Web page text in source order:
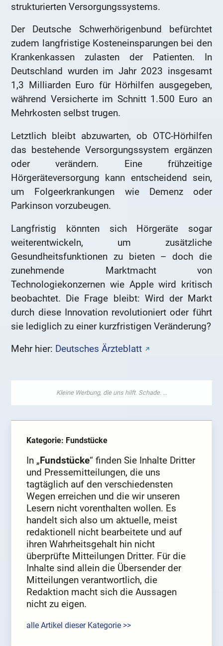
strukturierten Versorgungssystems.
Der Deutsche Schwerhörigenbund befürchtet
zudem langfristige Kosteneinsparungen bei den
Krankenkassen zulasten der Patienten. In
Deutschland wurden im Jahr 2023 insgesamt
1,3 Milliarden Euro für Hörhilfen ausgegeben,
während Versicherte im Schnitt 1.500 Euro an
Mehrkosten selbst trugen.
Letztlich bleibt abzuwarten, ob OTC-Hörhilfen
das bestehende Versorgungssystem ergänzen
oder verändern. Eine frühzeitige
Hörgeräteversorgung kann entscheidend sein,
um Folgeerkrankungen wie Demenz oder
Parkinson vorzubeugen.
Langfristig könnten sich Hörgeräte sogar
weiterentwickeln, um zusätzliche
Gesundheitsfunktionen zu bieten – doch die
zunehmende Marktmacht von
Technologiekonzernen wie Apple wird kritisch
beobachtet. Die Frage bleibt: Wird der Markt
durch diese Innovation revolutioniert oder führt
sie lediglich zu einer kurzfristigen Veränderung?
Mehr hier: Deutsches Ärzteblatt
Kategorie: Fundstücke
In „Fundstücke“ finden Sie Inhalte Dritter
und Pressemitteilungen, die uns
tagtäglich auf den verschiedensten
Wegen erreichen und die wir unseren
Lesern nicht vorenthalten wollen. Es
handelt sich also um aktuelle, meist
redaktionell nicht bearbeitete und auf
ihren Wahrheitsgehalt hin nicht
überprüfte Mitteilungen Dritter. Für die
Inhalte sind allein die Übersender der
Mitteilungen verantwortlich, die
Redaktion macht sich die Aussagen
nicht zu eigen.
alle Artikel dieser Kategorie >>